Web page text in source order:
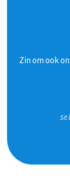
Zin om ook
Sit